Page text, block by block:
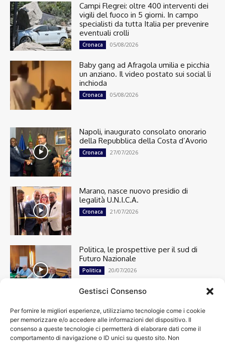
Gestisci Consenso
Per fornire le migliori esperienze, utilizziamo tecnologie come i cookie
per memorizzare e/o accedere alle informazioni del dispositivo. Il
consenso a queste tecnologie ci permetterà di elaborare dati come il
comportamento di navigazione o ID unici su questo sito. Non
Campi Flegrei: oltre 400 interventi dei
vigili del fuoco in 5 giorni. In campo
specialisti da tutta Italia per prevenire
eventuali crolli
Cronaca 05/08/2026
Baby gang ad Afragola umilia e picchia
un anziano. Il video postato sui social li
inchioda
Cronaca 05/08/2026
Napoli, inaugurato consolato onorario
della Repubblica della Costa d’Avorio
Cronaca 27/07/2026
Marano, nasce nuovo presidio di
legalità U.N.I.C.A.
Cronaca 21/07/2026
Politica, le prospettive per il sud di
Futuro Nazionale
Politica 20/07/2026
Cronaca
13482
Attualità
7296
top